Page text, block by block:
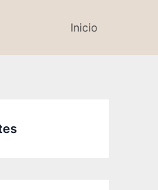
Inicio